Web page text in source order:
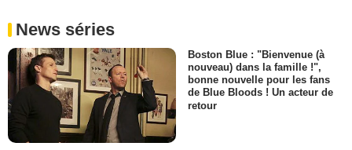
News séries
Boston Blue : "Bienvenue (à
nouveau) dans la famille !",
bonne nouvelle pour les fans
de Blue Bloods ! Un acteur de
retour